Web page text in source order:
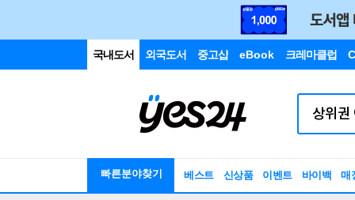
국내도서 외국도서 중고샵 eBook 크레마클럽
빠른분야찾기 베스트 신상품 이벤트 바이백 매